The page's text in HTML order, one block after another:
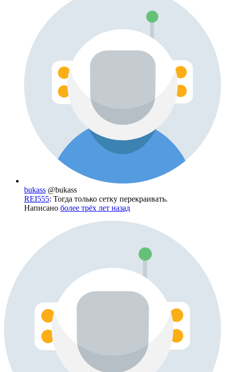
bukass @bukass
REI555: Тогда только сетку перекраивать.
Написано более трёх лет назад